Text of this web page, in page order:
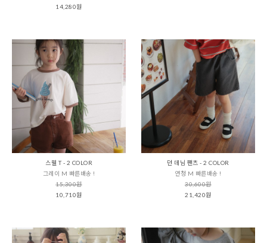
14,280원
스웰 T - 2 COLOR
그레이 M 빠른배송 !
15,300원
10,710원
던 데님 팬츠 - 2 COLOR
연청 M 빠른배송 !
30,600원
21,420원